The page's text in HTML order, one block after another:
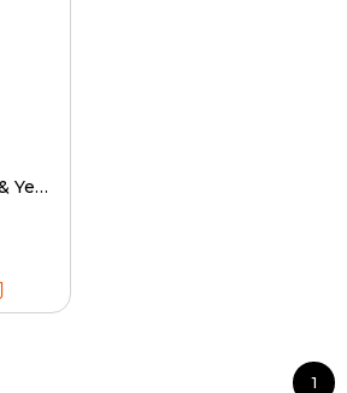
Sabit Ot-Sap Kıyma & Yem Kırma Makinesi
1